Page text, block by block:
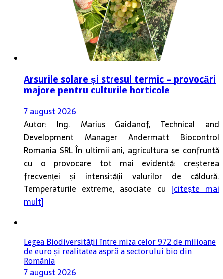
Arsurile solare și stresul termic – provocări
majore pentru culturile horticole
7 august 2026
Autor: Ing. Marius Gaidanof, Technical and
Development Manager Andermatt Biocontrol
Romania SRL În ultimii ani, agricultura se confruntă
cu o provocare tot mai evidentă: creșterea
frecvenței și intensității valurilor de căldură.
Temperaturile extreme, asociate cu [citește mai
mult]
Legea Biodiversității între miza celor 972 de milioane
de euro și realitatea aspră a sectorului bio din
România
7 august 2026